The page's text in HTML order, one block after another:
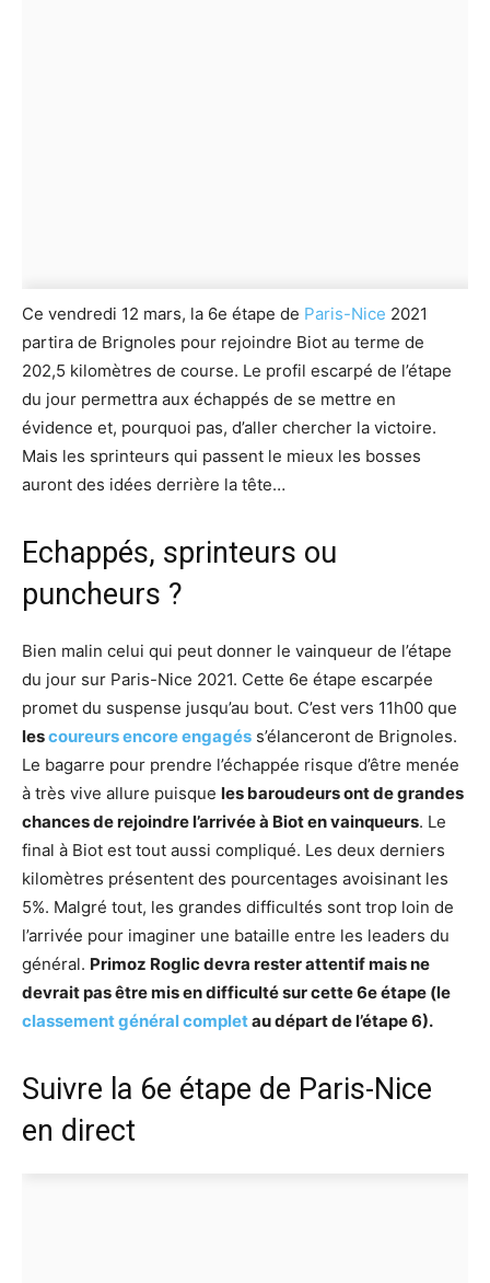
Ce vendredi 12 mars, la 6e étape de Paris-Nice 2021
partira de Brignoles pour rejoindre Biot au terme de
202,5 kilomètres de course. Le profil escarpé de l’étape
du jour permettra aux échappés de se mettre en
évidence et, pourquoi pas, d’aller chercher la victoire.
Mais les sprinteurs qui passent le mieux les bosses
auront des idées derrière la tête…
Echappés, sprinteurs ou
puncheurs ?
Bien malin celui qui peut donner le vainqueur de l’étape
du jour sur Paris-Nice 2021. Cette 6e étape escarpée
promet du suspense jusqu’au bout. C’est vers 11h00 que
lescoureurs encore engagés s’élanceront de Brignoles.
Le bagarre pour prendre l’échappée risque d’être menée
à très vive allure puisque les baroudeurs ont de grandes
chances de rejoindre l’arrivée à Biot en vainqueurs. Le
final à Biot est tout aussi compliqué. Les deux derniers
kilomètres présentent des pourcentages avoisinant les
5%. Malgré tout, les grandes difficultés sont trop loin de
l’arrivée pour imaginer une bataille entre les leaders du
général. Primoz Roglic devra rester attentif mais ne
devrait pas être mis en difficulté sur cette 6e étape (le
classement général completau départ de l’étape 6).
Suivre la 6e étape de Paris-Nice
en direct